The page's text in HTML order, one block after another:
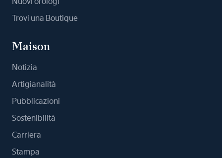
Trovi una Boutique
Maison
Notizia
Artigianalità
Pubblicazioni
Sostenibilità
Carriera
Stampa